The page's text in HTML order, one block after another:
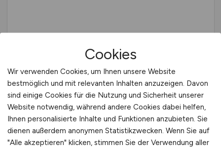
ENERGIE.JOBS – Jobs in der
Energiewirtschaft: Energiegewinnung,
Energiesicherheit, Gebäude- und
Versorgungstechnik und Energiespeicherung
Cookies
Wir verwenden Cookies, um Ihnen unsere Website
bestmöglich und mit relevanten Inhalten anzuzeigen. Davon
sind einige Cookies für die Nutzung und Sicherheit unserer
Website notwendig, während andere Cookies dabei helfen,
Ihnen personalisierte Inhalte und Funktionen anzubieten. Sie
dienen außerdem anonymen Statistikzwecken. Wenn Sie auf
"Alle akzeptieren" klicken, stimmen Sie der Verwendung aller